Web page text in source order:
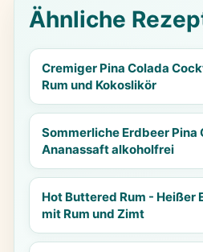
Ähnliche
Cremiger Pina Colada
Rum und Kokoslikör
Sommerliche Erdbeer Pina
Ananassaft alkoholfrei
Hot Buttered Rum - Heißer
mit Rum und Zimt